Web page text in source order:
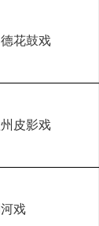
花鼓戏
皮影戏
戏